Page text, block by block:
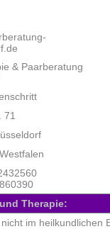
& Paarberatung
71
Therapie:
im heilkundlichen